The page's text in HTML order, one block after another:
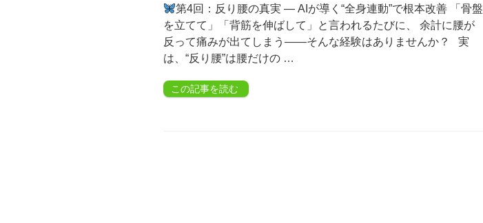
第4回：反り腰の真実 ― AIが導く“全身連動”で根本改善 「骨盤
を立てて」「背筋を伸ばして」と言われるたびに、 余計に腰が
反って痛みが出てしまう――そんな経験はありませんか？ 実
は、“反り腰”は腰だけの …
この記事を読む